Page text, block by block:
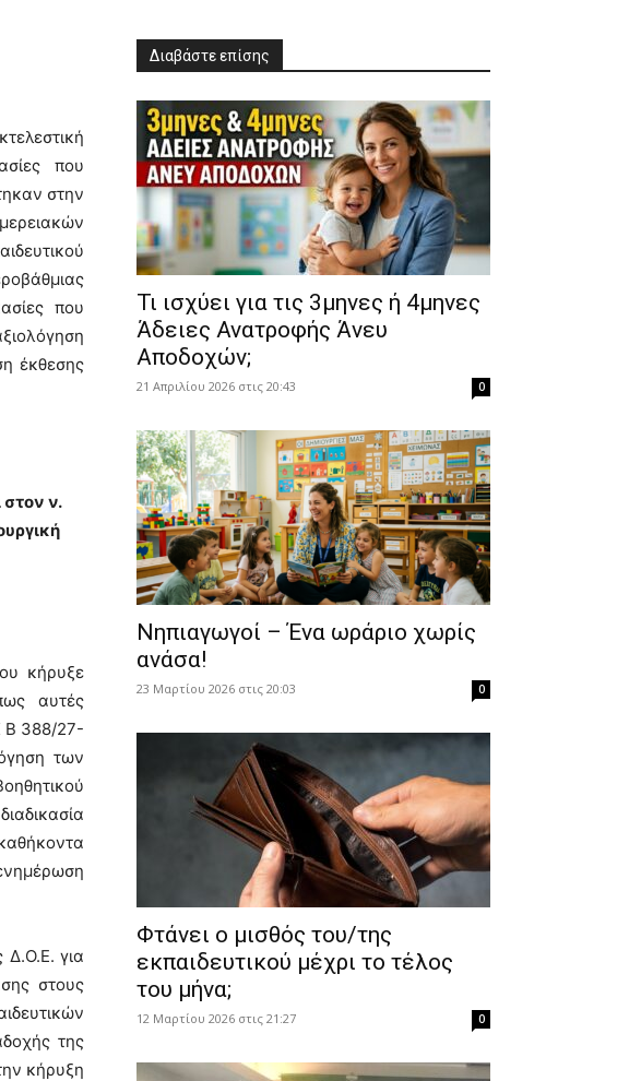
που
στην
που
έκθεσης
στον ν.
κήρυξε
αυτές
Β 388/27-
των
Δ.Ο.Ε. για
στους
της
κήρυξη
Διαβάστε επίσης
​Τι ισχύει για τις 3μηνες ή 4μηνες
Άδειες Ανατροφής Άνευ
Αποδοχών;
21 Απριλίου 2026 στις 20:43 0
Νηπιαγωγοί – Ένα ωράριο χωρίς
ανάσα!
23 Μαρτίου 2026 στις 20:03 0
Φτάνει ο μισθός του/της
εκπαιδευτικού μέχρι το τέλος
του μήνα;
12 Μαρτίου 2026 στις 21:27 0